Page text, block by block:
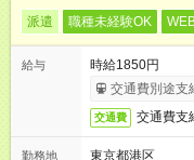
派遣 職種未経験OK
給与
時給1850円
交通費別途支
交通費 交通費支
勤務地
東京都港区